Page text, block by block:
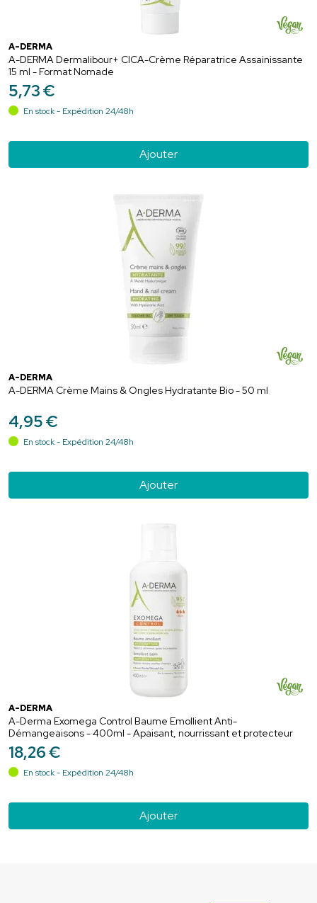
A-DERMA
A-DERMA Dermalibour+ CICA-Crème Réparatrice Assainissante
15 ml - Format Nomade
5,73€
En stock - Expédition 24/48h
Ajouter
A-DERMA
A-DERMA Crème Mains & Ongles Hydratante Bio - 50 ml
4,95€
En stock - Expédition 24/48h
Ajouter
A-DERMA
A-Derma Exomega Control Baume Emollient Anti-
Démangeaisons - 400ml - Apaisant, nourrissant et protecteur
18,26€
En stock - Expédition 24/48h
Ajouter